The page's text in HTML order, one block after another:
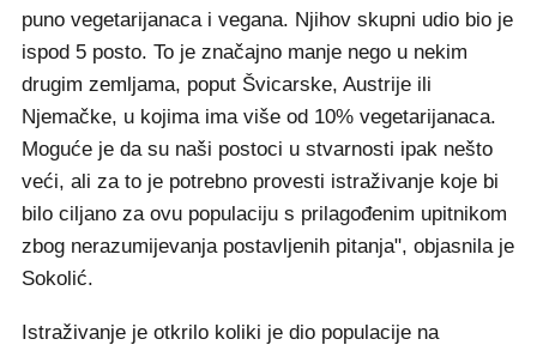
puno vegetarijanaca i vegana. Njihov skupni udio bio je
ispod 5 posto. To je značajno manje nego u nekim
drugim zemljama, poput Švicarske, Austrije ili
Njemačke, u kojima ima više od 10% vegetarijanaca.
Moguće je da su naši postoci u stvarnosti ipak nešto
veći, ali za to je potrebno provesti istraživanje koje bi
bilo ciljano za ovu populaciju s prilagođenim upitnikom
zbog nerazumijevanja postavljenih pitanja", objasnila je
Sokolić.
Istraživanje je otkrilo koliki je dio populacije na